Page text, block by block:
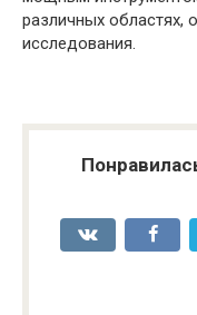
различных областях,
исследования.